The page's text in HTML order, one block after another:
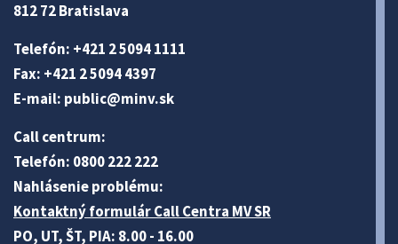
812 72 Bratislava
Telefón: +421 2 5094 1111
Fax: +421 2 5094 4397
E-mail: public@minv.sk
Call centrum:
Telefón: 0800 222 222
Nahlásenie problému:
Kontaktný formulár Call Centra MV SR
PO, UT, ŠT, PIA: 8.00 - 16.00